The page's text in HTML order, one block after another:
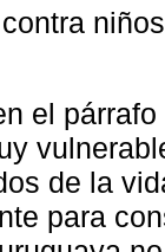
el
de la
para